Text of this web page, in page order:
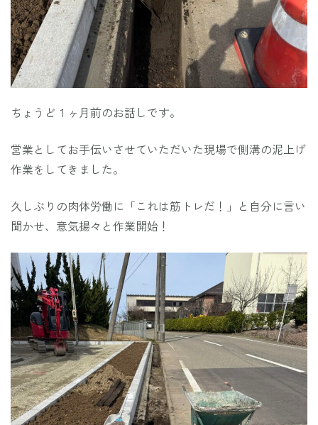
ちょうど１ヶ月前のお話しです。
営業としてお手伝いさせていただいた現場で側溝の泥上げ
作業をしてきました。
久しぶりの肉体労働に「これは筋トレだ！」と自分に言い
聞かせ、意気揚々と作業開始！